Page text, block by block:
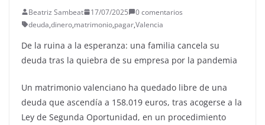
Beatriz Sambeat 17/07/2025
0 comentarios
deuda,dinero,matrimonio,pagar,Valencia
De la ruina a la esperanza: una familia cancela su
deuda tras la quiebra de su empresa por la pandemia
Un matrimonio valenciano ha quedado libre de una
deuda que ascendía a 158.019 euros, tras acogerse a la
Ley de Segunda Oportunidad, en un procedimiento